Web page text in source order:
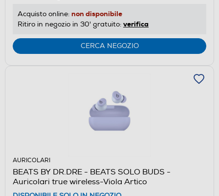
Acquisto online: non disponibile
Ritiro in negozio in 30' gratuito: verifica
CERCA NEGOZIO
AURICOLARI
BEATS BY DR.DRE - BEATS SOLO BUDS -
Auricolari true wireless-Viola Artico